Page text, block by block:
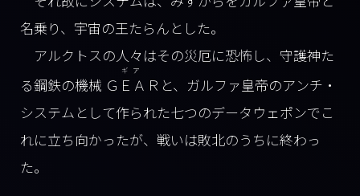
名乗り、宇宙の王たらんとした。
アルクトスの人々はその災厄に恐怖し、守護神た
る鋼鉄の機械 ＧＥＡＲ
ギア
と、ガルファ皇帝のアンチ・
システムとして作られた七つのデータウェポンでこ
れに立ち向かったが、戦いは敗北のうちに終わっ
た。